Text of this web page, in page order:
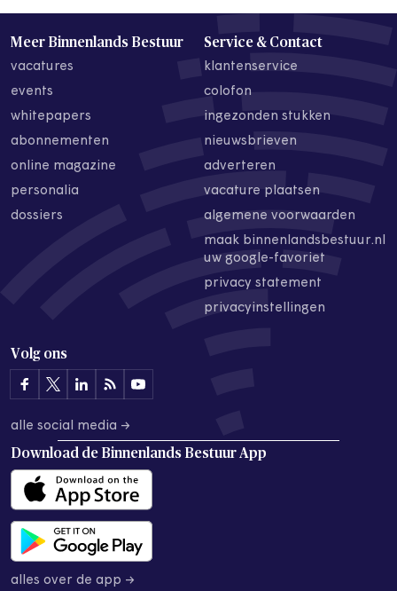
Meer Binnenlands Bestuur
vacatures
events
whitepapers
abonnementen
online magazine
personalia
dossiers
Service & Contact
klantenservice
colofon
ingezonden stukken
nieuwsbrieven
adverteren
vacature plaatsen
algemene voorwaarden
maak binnenlandsbestuur.nl
uw google-favoriet
privacy statement
privacyinstellingen
Volg ons
alle social media →
Download de Binnenlands Bestuur App
alles over de app →